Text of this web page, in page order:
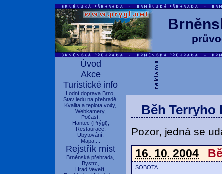
Úvod
Akce
Turistické info
Lodní doprava Brno
Stav ledu na přehradě,
Kvalita a teplota vody,
Webkamery,
Počasí
Hantec (Prýgl),
Restaurace,
Ubytování
Mapa
Rejstřík míst
Brněnská přehrada
Bystrc
Hrad Veveří
Běh Terryho
Pozor, jedná se
16. 10. 2004
sobota